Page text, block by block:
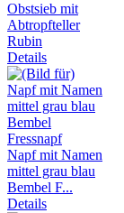
Obstsieb mit
Abtropfteller
Rubin
Details
Napf mit Namen
mittel grau blau
Bembel F...
Details